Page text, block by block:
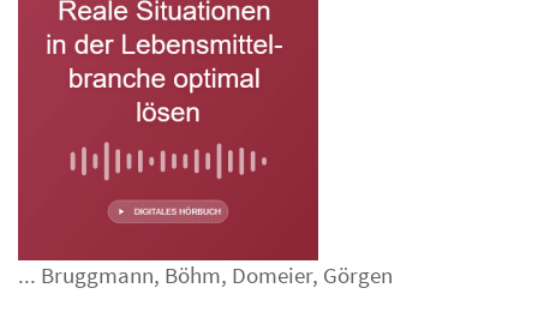
... Bruggmann, Böhm, Domeier, Görgen